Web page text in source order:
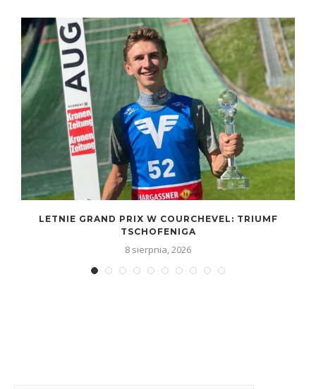
LETNIE GRAND PRIX W COURCHEVEL: TRIUMF
TSCHOFENIGA
8 sierpnia, 2026